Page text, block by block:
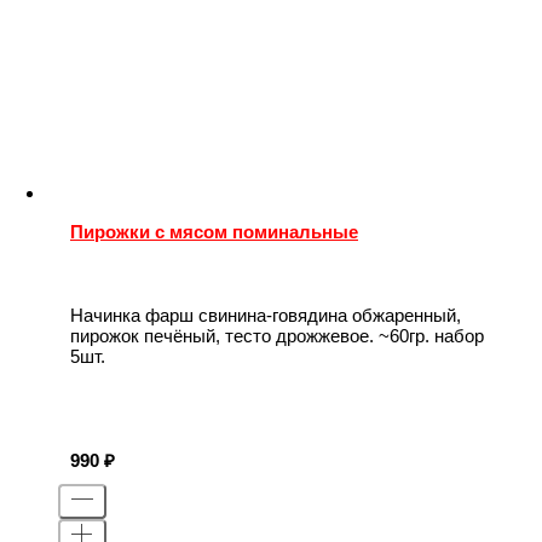
Пирожки с мясом поминальные
Начинка фарш свинина-говядина обжаренный,
пирожок печёный, тесто дрожжевое. ~60гр. набор
5шт.
990